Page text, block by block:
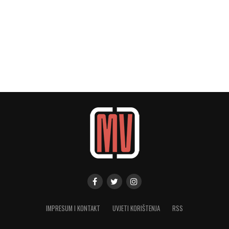
IMPRESUM I KONTAKT UVJETI KORIŠTENJA RSS